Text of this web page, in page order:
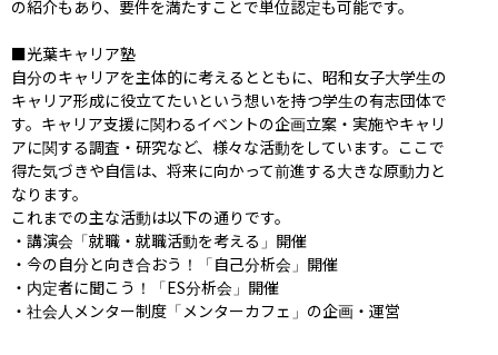
の紹介もあり、要件を満たすことで単位認定も可能です。
■光葉キャリア塾
自分のキャリアを主体的に考えるとともに、昭和女子大学生の
キャリア形成に役立てたいという想いを持つ学生の有志団体で
す。キャリア支援に関わるイベントの企画立案・実施やキャリ
アに関する調査・研究など、様々な活動をしています。ここで
得た気づきや自信は、将来に向かって前進する大きな原動力と
なります。
これまでの主な活動は以下の通りです。
・講演会「就職・就職活動を考える」開催
・今の自分と向き合おう！「自己分析会」開催
・内定者に聞こう！「ES分析会」開催
・社会人メンター制度「メンターカフェ」の企画・運営